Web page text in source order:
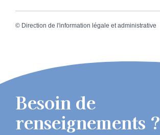
© Direction de l'information légale et administrative
Besoin de
renseignements ?